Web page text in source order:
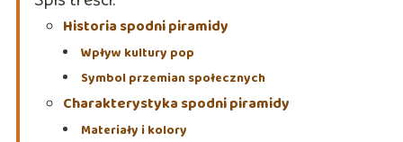
Historia spodni piramidy
Wpływ kultury pop
Symbol przemian społecznych
Charakterystyka spodni piramidy
Materiały i kolory